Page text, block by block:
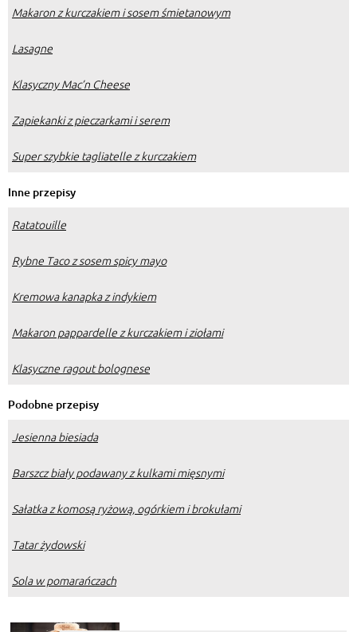
Makaron z kurczakiem i sosem śmietanowym
Lasagne
Klasyczny Mac’n Cheese
Zapiekanki z pieczarkami i serem
Super szybkie tagliatelle z kurczakiem
Inne przepisy
Ratatouille
Rybne Taco z sosem spicy mayo
Kremowa kanapka z indykiem
Makaron pappardelle z kurczakiem i ziołami
Klasyczne ragout bolognese
Podobne przepisy
Jesienna biesiada
Barszcz biały podawany z kulkami mięsnymi
Sałatka z komosą ryżową, ogórkiem i brokułami
Tatar żydowski
Sola w pomarańczach